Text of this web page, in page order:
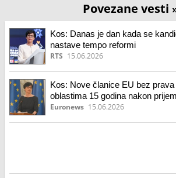
Povezane vesti
Kos: Danas je dan kada se
nastave tempo reformi
RTS 15.06.2026
Kos: Nove članice EU bez
oblastima 15 godina nakon
Euronews 15.06.2026